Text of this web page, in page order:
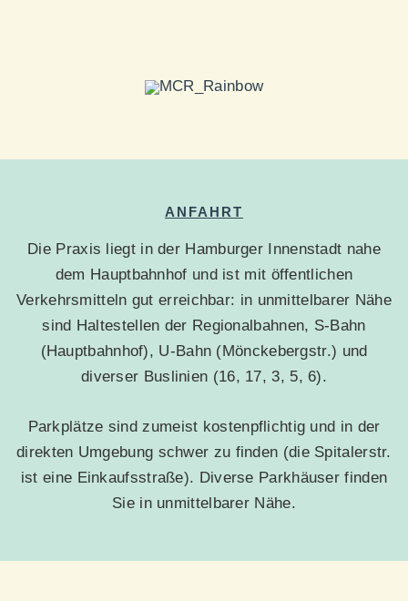
ANFAHRT
Die Praxis liegt in der Hamburger Innenstadt nahe
dem Hauptbahnhof und ist mit öffentlichen
Verkehrsmitteln gut erreichbar: in unmittelbarer Nähe
sind Haltestellen der Regionalbahnen, S-Bahn
(Hauptbahnhof), U-Bahn (Mönckebergstr.) und
diverser Buslinien (16, 17, 3, 5, 6).
Parkplätze sind zumeist kostenpflichtig und in der
direkten Umgebung schwer zu finden (die Spitalerstr.
ist eine Einkaufsstraße). Diverse Parkhäuser finden
Sie in unmittelbarer Nähe.